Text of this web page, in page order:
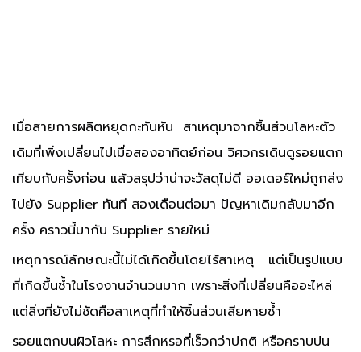
เมื่อสายการผลิตหยุดกะทันหัน สาเหตุมาจากชิ้นส่วนโลหะตัว
เดิมที่เพิ่งเปลี่ยนไปเมื่อสองอาทิตย์ก่อน วิศวกรเดินดูรอยแตก
เทียบกับครั้งก่อน แล้วสรุปว่าน่าจะวัสดุไม่ดี ออเดอร์ใหม่ถูกส่ง
ไปยัง Supplier ทันที สองเดือนต่อมา ปัญหาเดิมกลับมาอีก
ครั้ง คราวนี้มากับ Supplier รายใหม่
เหตุการณ์ลักษณะนี้ไม่ได้เกิดขึ้นโดยไร้สาเหตุ แต่เป็นรูปแบบ
ที่เกิดขึ้นซ้ำในโรงงานจำนวนมาก เพราะสิ่งที่เปลี่ยนคืออะไหล่
แต่สิ่งที่ยังไม่ชัดคือสาเหตุที่ทำให้ชิ้นส่วนเสียหายซ้ำ
รอยแตกบนผิวโลหะ การสึกหรอที่เร็วกว่าปกติ หรือคราบปน